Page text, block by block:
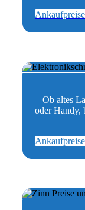
Ob altes
oder Handy,